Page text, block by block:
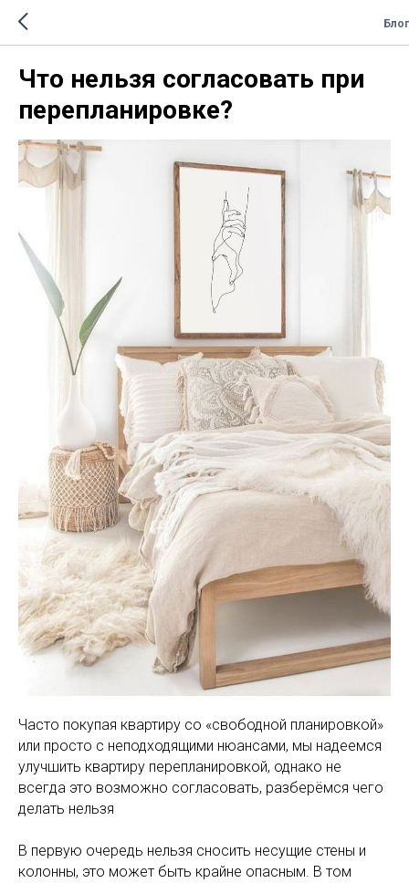
Что нельзя согласовать при
перепланировке?
Часто покупая квартиру со «свободной планировкой»
или просто с неподходящими нюансами, мы надеемся
улучшить квартиру перепланировкой, однако не
всегда это возможно согласовать, разберёмся чего
делать нельзя
В первую очередь нельзя сносить несущие стены и
колонны, это может быть крайне опасным. В том